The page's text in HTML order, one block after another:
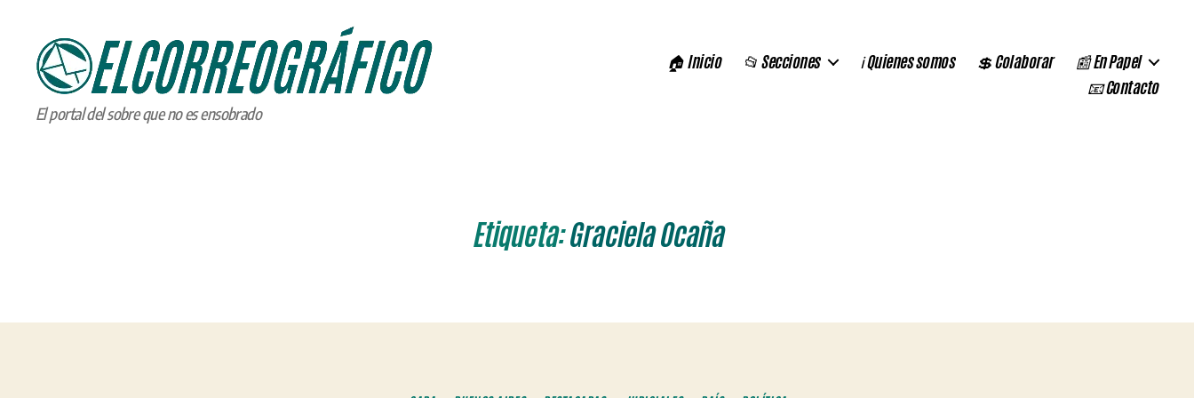
ELCORREOGRÁFICO
El portal del sobre que no es ensobrado
🏠 Inicio 📂 Secciones ℹ️ Quienes somos 💲 Colaborar
📰 En Papel
📧 Contacto
Etiqueta:Graciela Ocaña
Categorías